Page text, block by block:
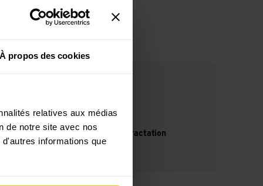
À propos des cookies
relatives aux médias
de notre site avec nos
informations que
14 jours de droit de rétractation